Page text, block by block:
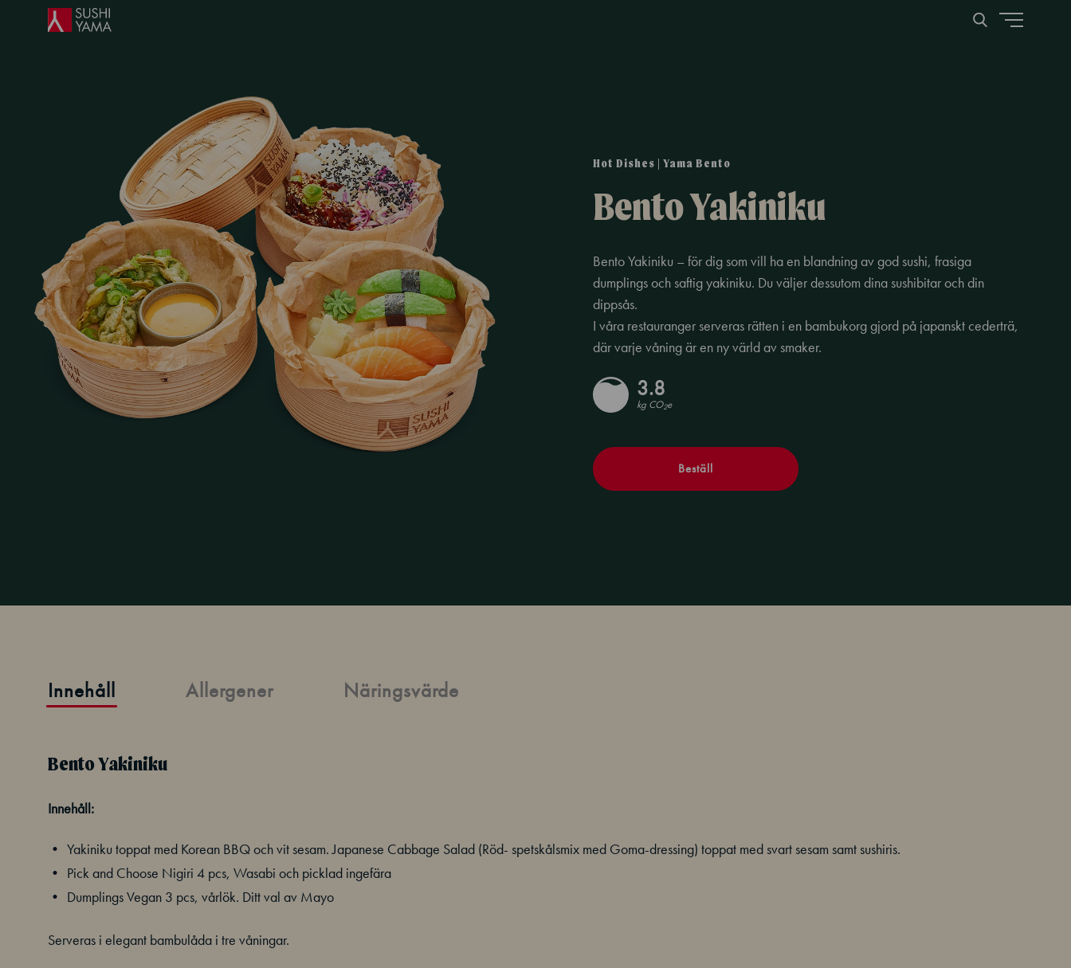
Hot Dishes | Yama Bento
Bento Yakiniku
Bento Yakiniku – för dig som vill ha en blandning av god sushi, frasiga
dumplings och saftig yakiniku. Du väljer dessutom dina sushibitar och din
dippsås.
I våra restauranger serveras rätten i en bambukorg gjord på japanskt cederträ,
där varje våning är en ny värld av smaker.
3.8
kg CO2e
Beställ
Innehåll Allergener Näringsvärde
Bento Yakiniku
Innehåll:
Yakiniku toppat med Korean BBQ och vit sesam. Japanese Cabbage Salad (Röd- spetskålsmix med Goma-dressing) toppat med svart sesam samt sushiris.
Pick and Choose Nigiri 4 pcs, Wasabi och picklad ingefära
Dumplings Vegan 3 pcs, vårlök. Ditt val av Mayo
Serveras i elegant bambulåda i tre våningar.